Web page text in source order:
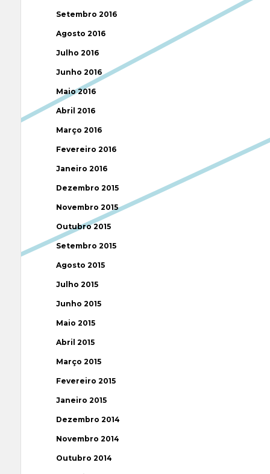
Setembro 2016
Agosto 2016
Julho 2016
Junho 2016
Maio 2016
Abril 2016
Março 2016
Fevereiro 2016
Janeiro 2016
Dezembro 2015
Novembro 2015
Outubro 2015
Setembro 2015
Agosto 2015
Julho 2015
Junho 2015
Maio 2015
Abril 2015
Março 2015
Fevereiro 2015
Janeiro 2015
Dezembro 2014
Novembro 2014
Outubro 2014